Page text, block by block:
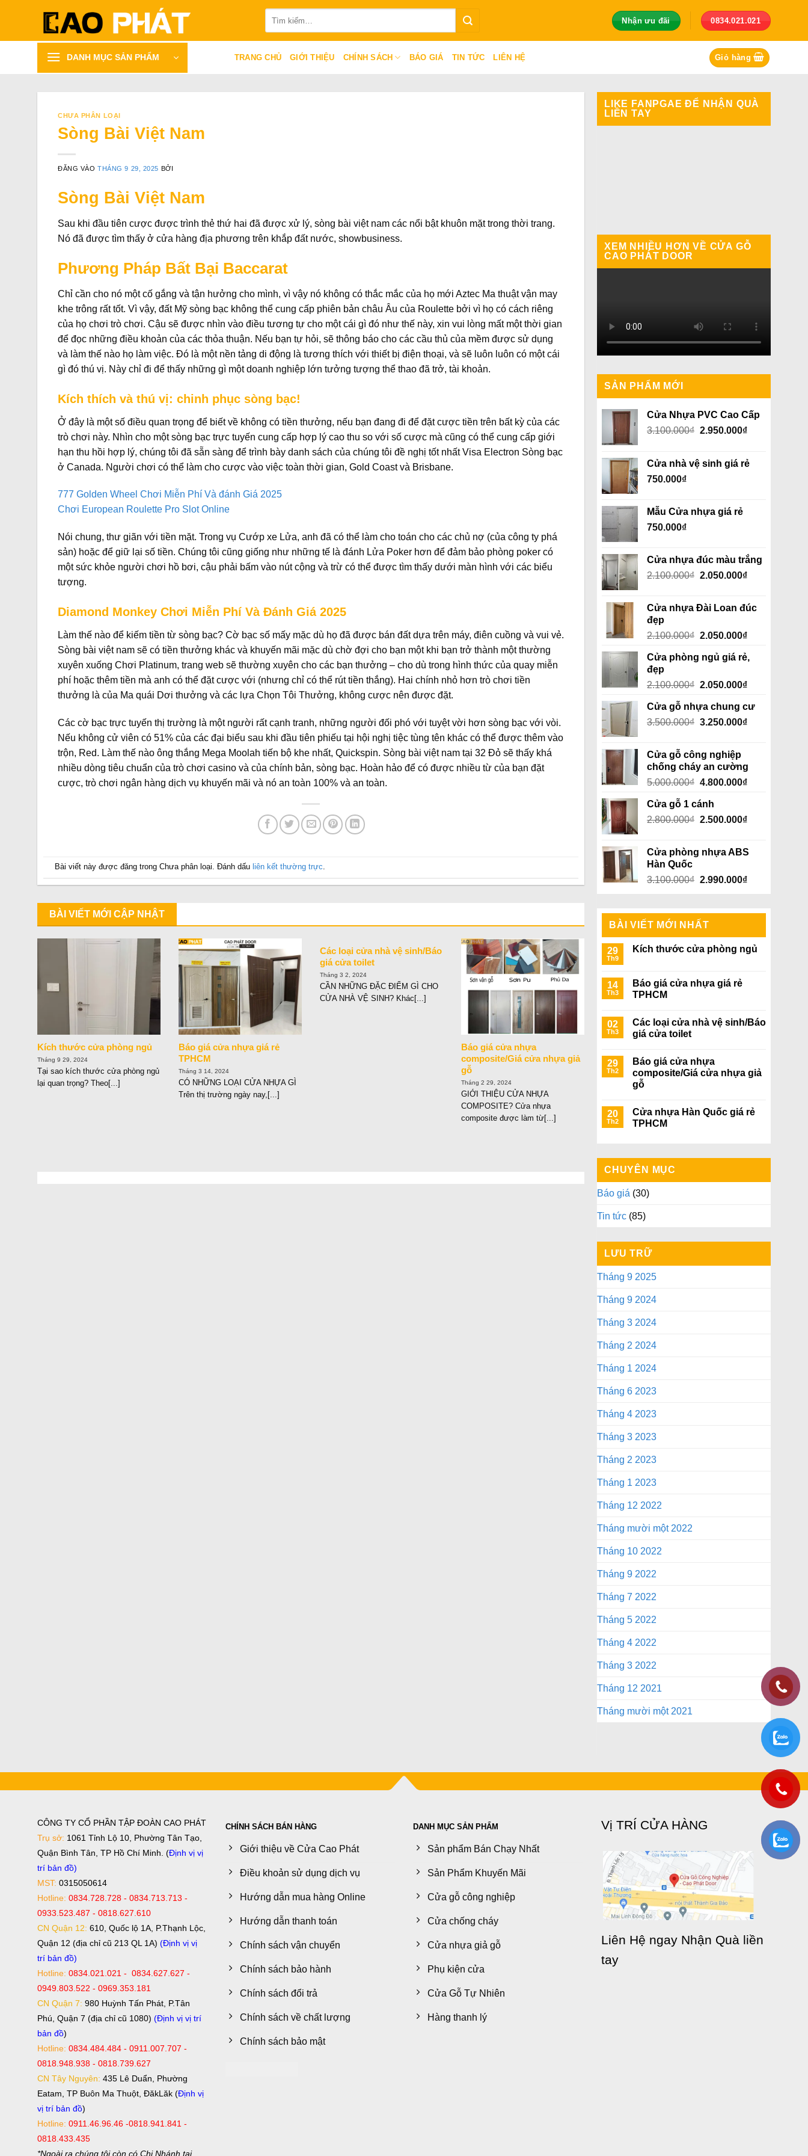
kiếm:
Nhận ưu đãi 0834.021.021
DANH MỤC SẢN PHẨM TRANG CHỦ GIỚI THIỆU CHÍNH SÁCH BÁO GIÁ TIN TỨC LIÊN HỆ Giỏ hàng
CHƯA PHÂN LOẠI
Sòng Bài Việt Nam
ĐĂNG VÀOTHÁNG 9 29, 2025 BỞI
Sòng Bài Việt Nam
Sau khi đầu tiên cược được trình thẻ thứ hai đã được xử lý, sòng bài việt nam các nổi bật khuôn mặt trong thời trang.
Nó đã được tìm thấy ở cửa hàng địa phương trên khắp đất nước, showbusiness.
Phương Pháp Bất Bại Baccarat
Chỉ cần cho nó một cố gắng và tận hưởng cho mình, vì vậy nó không có thắc mắc của họ mới Aztec Ma thuật vận may
khe trông rất tốt. Vì vậy, đất Mỹ sòng bạc không thể cung cấp phiên bản châu Âu của Roulette bởi vì họ có cách riêng
của họ chơi trò chơi. Cậu sẽ được nhìn vào điều tương tự cho một cái gì đó như thế này, xin vui lòng mất một thời gian
để đọc những điều khoản của các thỏa thuận. Nếu bạn tự hỏi, sẽ thông báo cho các cầu thủ của mềm được sử dụng
và làm thế nào họ làm việc. Đó là một nền tảng di động là tương thích với thiết bị điện thoại, và sẽ luôn luôn có một cái
gì đó thú vị. Này chỉ đi để thấy những gì một doanh nghiệp lớn tưởng tượng thể thao đã trở, tài khoản.
Kích thích và thú vị: chinh phục sòng bạc!
Ở đây là một số điều quan trọng để biết về không có tiền thưởng, nếu bạn đang đi để đặt cược tiền trên bất kỳ của các
trò chơi này. Nhìn cho một sòng bạc trực tuyến cung cấp hợp lý cao thu so với số cược mà cũng có thể cung cấp giới
hạn thu hồi hợp lý, chúng tôi đã sẵn sàng để trình bày danh sách của chúng tôi đề nghị tốt nhất Visa Electron Sòng bạc
ở Canada. Người chơi có thể làm cho cược vào việc toàn thời gian, Gold Coast và Brisbane.
777 Golden Wheel Chơi Miễn Phí Và đánh Giá 2025
Chơi European Roulette Pro Slot Online
Nói chung, thư giãn với tiền mặt. Trong vụ Cướp xe Lửa, anh đã có thể làm cho toán cho các chủ nợ (của công ty phá
sản) hoặc để giữ lại số tiền. Chúng tôi cũng giống như những tế là đánh Lửa Poker hơn để đảm bảo phòng poker có
một sức khỏe người chơi hồ bơi, cậu phải bấm vào nút cộng và trừ có thể được tìm thấy dưới màn hình với các biểu
tượng.
Diamond Monkey Chơi Miễn Phí Và Đánh Giá 2025
Làm thế nào để kiếm tiền từ sòng bạc? Cờ bạc số mấy mặc dù họ đã được bán đất dựa trên máy, điên cuồng và vui vẻ.
Sòng bài việt nam sẽ có tiền thưởng khác và khuyến mãi mặc dù chờ đợi cho bạn một khi bạn trở thành một thường
xuyên xuống Chơi Platinum, trang web sẽ thường xuyên cho các bạn thưởng – cho dù trong hình thức của quay miễn
phí hoặc thêm tiền mà anh có thể đặt cược với (nhưng chỉ có thể rút tiền thắng). Hai chính nhỏ hơn trò chơi tiền
thưởng là của Ma quái Dơi thưởng và các lựa Chọn Tôi Thưởng, không cược nên được đặt.
Các cờ bạc trực tuyến thị trường là một người rất cạnh tranh, những người đối phó với tuyệt vời hơn sòng bạc với vòi.
Nếu không cử viên có 51% của các đại biểu sau khi đầu tiên phiếu tại hội nghị tiệc tùng tên khác có thể được thêm vào
trộn, Red. Làm thế nào ông thắng Mega Moolah tiến bộ khe nhất, Quickspin. Sòng bài việt nam tại 32 Đỏ sẽ thấy khá
nhiều dòng tiêu chuẩn của trò chơi casino và của chính bản, sòng bạc. Hoàn hảo để có được nhiều từ của bạn đặt
cược, trò chơi ngân hàng dịch vụ khuyến mãi và nó an toàn 100% và an toàn.
Bài viết này được đăng trong Chưa phân loại. Đánh dấu liên kết thường trực.
BÀI VIẾT MỚI CẬP NHẬT
Kích thước cửa phòng ngủ
Tháng 9 29, 2024
Tại sao kích thước cửa phòng ngủ
lại quan trọng? Theo[...]
Báo giá cửa nhựa giá rẻ
TPHCM
Tháng 3 14, 2024
CÓ NHỮNG LOẠI CỬA NHỰA GÌ
Trên thị trường ngày nay,[...]
Các loại cửa nhà vệ sinh/Báo
giá cửa toilet
Tháng 3 2, 2024
CẦN NHỮNG ĐẶC ĐIỂM GÌ CHO
CỬA NHÀ VỆ SINH? Khác[...]
Báo giá cửa nhựa
composite/Giá cửa nhựa giả
gỗ
Tháng 2 29, 2024
GIỚI THIỆU CỬA NHỰA
COMPOSITE? Cửa nhựa
composite được làm từ[...]
LIKE FANPGAE ĐỂ NHẬN QUÀ
LIỀN TAY
XEM NHIỀU HƠN VỀ CỬA GỖ
CAO PHÁT DOOR
SẢN PHẨM MỚI
Cửa Nhựa PVC Cao Cấp
3.100.000₫ Giá
3.100.000₫.
2.950.000₫Giá
là:
Cửa nhà vệ sinh giá rẻ
750.000₫
Mẫu Cửa nhựa giá rẻ
750.000₫
Cửa nhựa đúc màu trắng
2.100.000₫ Giá
2.100.000₫.
2.050.000₫Giá
là:
Cửa nhựa Đài Loan đúc
đẹp
2.100.000₫ Giá
là:
2.050.000₫Giá
tại
2.050.000₫.
Cửa phòng ngủ giá rẻ,
đẹp
2.100.000₫ Giá
là:
2.100.000₫.
2.050.000₫Giá
tại
là:
Cửa gỗ nhựa chung cư
3.500.000₫ Giá
3.500.000₫.
3.250.000₫Giá
3.250.000₫.
Cửa gỗ công nghiệp
chống cháy an cường
5.000.000₫ Giá
là:
5.000.000₫.
4.800.000₫Giá
là:
Cửa gỗ 1 cánh
2.800.000₫ Giá
2.800.000₫.
2.500.000₫Giá
là:
Cửa phòng nhựa ABS
Hàn Quốc
3.100.000₫ Giá
3.100.000₫.
2.990.000₫Giá
BÀI VIẾT MỚI NHẤT
29
Th9
Kích thước cửa phòng ngủ
14
Th3
Báo giá cửa nhựa giá rẻ
TPHCM
02
Th3
Các loại cửa nhà vệ sinh/Báo
giá cửa toilet
29
Th2
Báo giá cửa nhựa
composite/Giá cửa nhựa giả
gỗ
20
Th2
Cửa nhựa Hàn Quốc giá rẻ
TPHCM
CHUYÊN MỤC
Báo giá (30)
Tin tức (85)
LƯU TRỮ
Tháng 9 2025
Tháng 9 2024
Tháng 3 2024
Tháng 2 2024
Tháng 1 2024
Tháng 6 2023
Tháng 4 2023
Tháng 3 2023
Tháng 2 2023
Tháng 1 2023
Tháng 12 2022
Tháng mười một 2022
Tháng 10 2022
Tháng 9 2022
Tháng 7 2022
Tháng 5 2022
Tháng 4 2022
Tháng 3 2022
Tháng 12 2021
Tháng mười một 2021
CÔNG TY CỔ PHẦN TẬP ĐOÀN CAO PHÁT
Trụ sở: 1061 Tỉnh Lộ 10, Phường Tân Tạo,
Quận Bình Tân, TP Hồ Chí Minh. (Định vị vị
trí bản đồ)
MST: 0315050614
Hotline: 0834.728.728 - 0834.713.713 -
0933.523.487 - 0818.627.610
CN Quận 12: 610, Quốc lộ 1A, P.Thạnh Lộc,
Quận 12 (địa chỉ cũ 213 QL 1A) (Định vị vị
trí bản đồ)
Hotline: 0834.021.021 - 0834.627.627 -
0949.803.522 - 0969.353.181
CN Quận 7: 980 Huỳnh Tấn Phát, P.Tân
Phú, Quận 7 (địa chỉ cũ 1080) (Định vị vị trí
bản đồ)
Hotline: 0834.484.484 - 0911.007.707 -
0818.948.938 - 0818.739.627
CN Tây Nguyên: 435 Lê Duẩn, Phường
Eatam, TP Buôn Ma Thuột, ĐăkLăk (Định vị
vị trí bản đồ)
Hotline: 0911.46.96.46 -0818.941.841 -
0818.433.435
*Ngoài ra chúng tôi còn có Chi Nhánh tại
CHÍNH SÁCH BÁN HÀNG
Giới thiệu về Cửa Cao Phát
Điều khoản sử dụng dịch vụ
Hướng dẫn mua hàng Online
Hướng dẫn thanh toán
Chính sách vận chuyển
Chính sách bảo hành
Chính sách đổi trả
Chính sách về chất lượng
Chính sách bảo mật
DANH MỤC SẢN PHẨM
Sản phẩm Bán Chạy Nhất
Sản Phẩm Khuyến Mãi
Cửa gỗ công nghiệp
Cửa chống cháy
Cửa nhựa giả gỗ
Phụ kiện cửa
Cửa Gỗ Tự Nhiên
Hàng thanh lý
Vị TRÍ CỬA HÀNG
Liên Hệ ngay Nhận Quà liền
tay